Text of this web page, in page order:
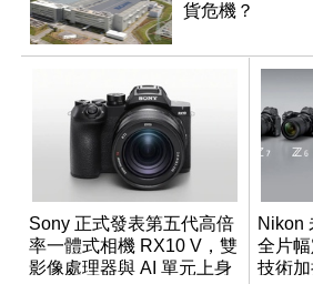
貨危機？
Sony 正式發表第五代高倍
率一體式相機 RX10 V，雙
影像處理器與 AI 單元上身
Nikon
全片
技術